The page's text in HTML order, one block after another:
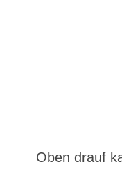
Oben drauf